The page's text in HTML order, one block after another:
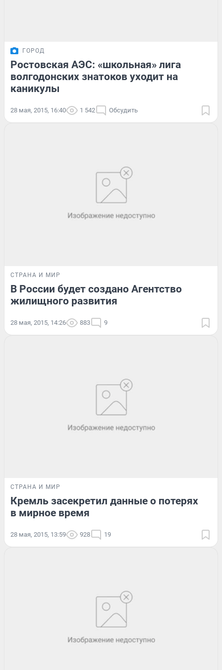
ГОРОД
Ростовская АЭС: «школьная» лига
волгодонских знатоков уходит на
каникулы
28 мая, 2015, 16:40 1 542 Обсудить
СТРАНА И МИР
В России будет создано Агентство
жилищного развития
28 мая, 2015, 14:26 883 9
СТРАНА И МИР
Кремль засекретил данные о потерях
в мирное время
28 мая, 2015, 13:59 928 19